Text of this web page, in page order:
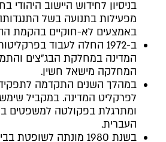
בניסיון לחידוש היישוב היהודי
מפעילות בתנועה בשל
באמצעים לא-חוקיים בהקמת
ב-1972 החלה לעבוד
המדינה במחלקת הבג"צים
המחלקה מישאל חשין.
במהלך השנים התקדמה לתפקיד
לפרקליט המדינה. במקביל
ומתרגלת בפקולטה למשפטים
העברית.
בשנת 1980 מונתה